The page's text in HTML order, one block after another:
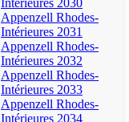
Intérieures 2030
Appenzell Rhodes-
Intérieures 2031
Appenzell Rhodes-
Intérieures 2032
Appenzell Rhodes-
Intérieures 2033
Appenzell Rhodes-
Intérieures 2034